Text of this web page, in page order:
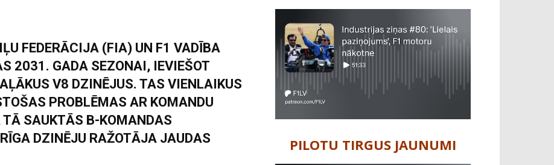
FEDERĀCIJA (FIA) UN F1 VADĪBA
2031. GADA SEZONAI, IEVIEŠOT
V8 DZINĒJUS. TAS VIENLAIKUS
PROBLĒMAS AR KOMANDU
SAUKTĀS B-KOMANDAS
DZINĒJU RAŽOTĀJA JAUDAS
PILOTU TIRGUS JAUNUMI